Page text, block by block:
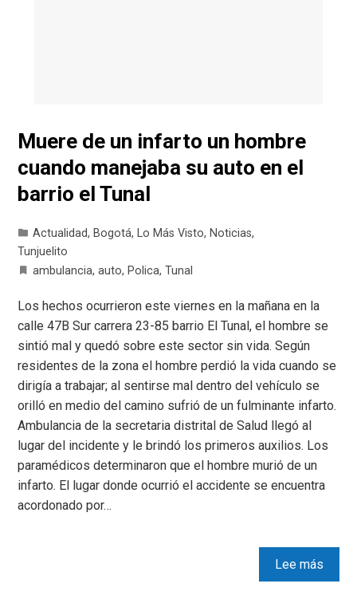
Muere de un infarto un hombre
cuando manejaba su auto en el
barrio el Tunal
Actualidad, Bogotá, Lo Más Visto, Noticias,
Tunjuelito
ambulancia,auto, Polica,Tunal
Los hechos ocurrieron este viernes en la mañana en la
calle 47B Sur carrera 23-85 barrio El Tunal, el hombre se
sintió mal y quedó sobre este sector sin vida. Según
residentes de la zona el hombre perdió la vida cuando se
dirigía a trabajar; al sentirse mal dentro del vehículo se
orilló en medio del camino sufrió de un fulminante infarto.
Ambulancia de la secretaria distrital de Salud llegó al
lugar del incidente y le brindó los primeros auxilios. Los
paramédicos determinaron que el hombre murió de un
infarto. El lugar donde ocurrió el accidente se encuentra
acordonado por…
Lee más